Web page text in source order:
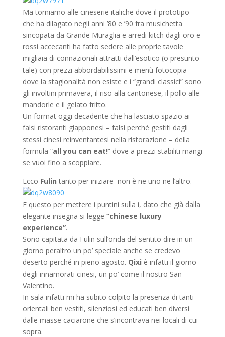
Ma torniamo alle cineserie italiche dove il prototipo
che ha dilagato negli anni ’80 e ’90 fra musichetta
sincopata da Grande Muraglia e arredi kitch dagli oro e
rossi accecanti ha fatto sedere alle proprie tavole
migliaia di connazionali attratti dall’esotico (o presunto
tale) con prezzi abbordabilissimi e menù fotocopia
dove la stagionalità non esiste e i “grandi classici” sono
gli involtini primavera, il riso alla cantonese, il pollo alle
mandorle e il gelato fritto.
Un format oggi decadente che ha lasciato spazio ai
falsi ristoranti giapponesi – falsi perché gestiti dagli
stessi cinesi reinventantesi nella ristorazione – della
formula “all you can eat!” dove a prezzi stabiliti mangi
se vuoi fino a scoppiare.
Ecco Fulin tanto per iniziare non è ne uno ne l’altro.
E questo per mettere i puntini sulla i, dato che già dalla
elegante insegna si legge “chinese luxury
experience”.
Sono capitata da Fulin sull’onda del sentito dire in un
giorno peraltro un po’ speciale anche se credevo
deserto perché in pieno agosto. Qixi è infatti il giorno
degli innamorati cinesi, un po’ come il nostro San
Valentino.
In sala infatti mi ha subito colpito la presenza di tanti
orientali ben vestiti, silenziosi ed educati ben diversi
dalle masse caciarone che s’incontrava nei locali di cui
sopra.